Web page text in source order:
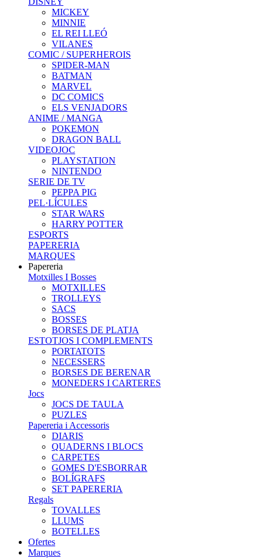
MICKEY
MINNIE
EL REI LLEÓ
VILANES
COMIC / SUPERHEROIS
SPIDER-MAN
BATMAN
MARVEL
DC COMICS
ELS VENJADORS
ANIME / MANGA
POKEMON
DRAGON BALL
VIDEOJOC
PLAYSTATION
NINTENDO
SERIE DE TV
PEPPA PIG
PEL·LÍCULES
STAR WARS
HARRY POTTER
ESPORTS
PAPERERIA
MARQUES
Papereria
Motxilles I Bosses
MOTXILLES
TROLLEYS
SACS
BOSSES
BORSES DE PLATJA
ESTOTJOS I COMPLEMENTS
PORTATOTS
NECESSERS
BORSES DE BERENAR
MONEDERS I CARTERES
Jocs
JOCS DE TAULA
PUZLES
Papereria i Accessoris
DIARIS
QUADERNS I BLOCS
CARPETES
GOMES D'ESBORRAR
BOLÍGRAFS
SET PAPERERIA
Regals
TOVALLES
LLUMS
BOTELLES
Ofertes
Marques